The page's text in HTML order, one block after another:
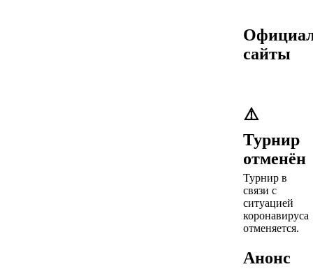
сайты
⚠️
Турнир
отменён
Турнир в
связи с
ситуацией
коронавируса
отменяется.
Анонс